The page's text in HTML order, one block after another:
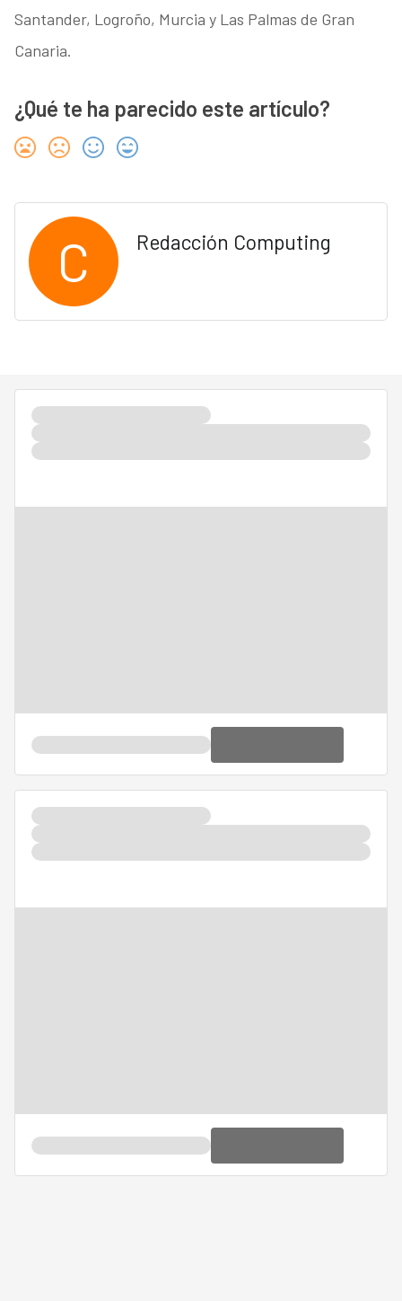
Santander, Logroño, Murcia y Las Palmas de Gran
Canaria.
¿Qué te ha parecido este artículo?
C Redacción Computing